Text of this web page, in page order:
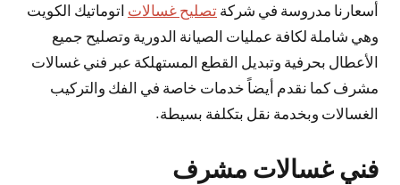
أسعارنا مدروسة في شركة تصليح غسالات اتوماتيك الكويت
وهي شاملة لكافة عمليات الصيانة الدورية وتصليح جميع
الأعطال بحرفية وتبديل القطع المستهلكة عبر فني غسالات
مشرف كما نقدم أيضاً خدمات خاصة في الفك والتركيب
الغسالات وبخدمة نقل بتكلفة بسيطة.
فني غسالات مشرف